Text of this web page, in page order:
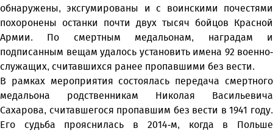
обнаружены, эксгумированы и с воинскими почестями
похоронены останки почти двух тысяч бойцов Красной
Армии. По смертным медальонам, наградам и
подписанным вещам удалось установить имена 92 военно­
служащих, считавшихся ранее пропавшими без вести.
В рамках мероприятия состоялась передача смертного
медальона родственникам Николая Васильевича
Сахарова, считавшегося пропавшим без вести в 1941 году.
Его судьба прояснилась в 2014-м, когда в Польше